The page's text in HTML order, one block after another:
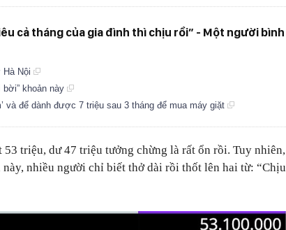
cả tháng của gia đình thì chịu rồi” - Một người bình
Nội
khoản này
và để dành được 7 triệu sau 3 tháng để mua máy giặt
triệu, dư 47 triệu tưởng chừng là rất ổn rồi. Tuy nhiên,
nhiều người chỉ biết thở dài rồi thốt lên hai từ: “Chịu